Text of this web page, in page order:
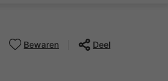
Bewaren Deel